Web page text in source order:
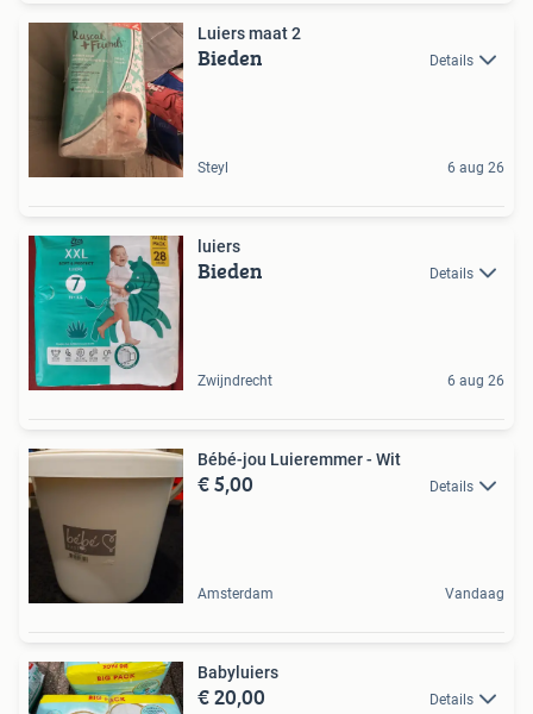
Luiers maat 2
Bieden Details
Steyl 6 aug 26
luiers
Bieden Details
Zwijndrecht 6 aug 26
Bébé-jou Luieremmer - Wit
€ 5,00 Details
Amsterdam Vandaag
Babyluiers
€ 20,00 Details